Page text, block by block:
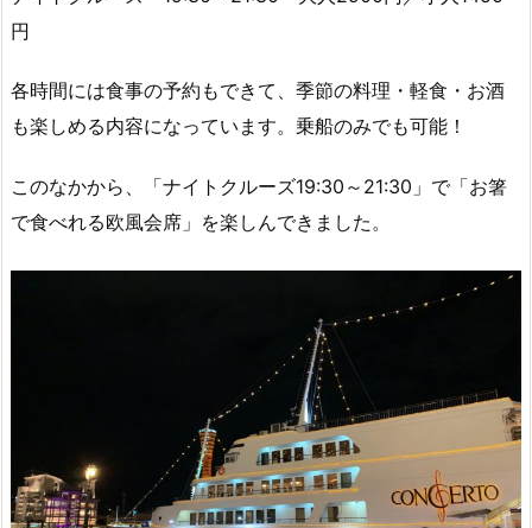
円
各時間には食事の予約もできて、季節の料理・軽食・お酒
も楽しめる内容になっています。乗船のみでも可能！
このなかから、「ナイトクルーズ19:30～21:30」で「お箸
で食べれる欧風会席」を楽しんできました。